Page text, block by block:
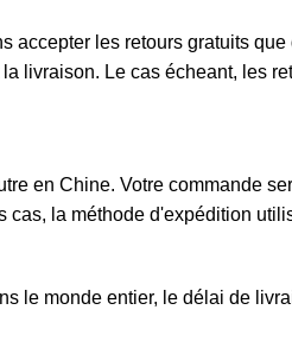
accepter les retours gratuits
livraison. Le cas écheant, les
en Chine. Votre commande
la méthode d'expédition
le monde entier, le délai de